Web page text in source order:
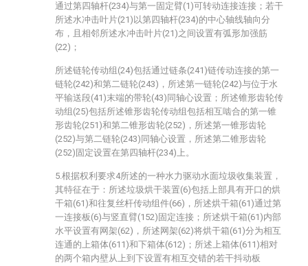
通过第四轴杆(234)与第一固定臂(1)可转动连接连接；若干
所述水冲击叶片(21)以第四轴杆(234)的中心轴线轴向分
布，且相邻所述水冲击叶片(21)之间设置有弧形加强筋
(22)；
所述链轮传动组(24)包括通过链条(241)链传动连接的第一
链轮(242)和第二链轮(243)，所述第一链轮(242)与位于水
平输送段(41)末端的带轮(43)同轴心设置；所述锥形齿轮传
动组(25)包括所述锥形齿轮传动组包括相互啮合的第一锥
形齿轮(251)和第二锥形齿轮(252)，所述第一锥形齿轮
(252)与第二链轮(243)同轴心设置，所述第二锥形齿轮
(252)固定设置在第四轴杆(234)上。
5.根据权利要求4所述的一种水力驱动水面垃圾收集装置，
其特征在于：所述垃圾烘干装置(6)包括上部具有开口的烘
干箱(61)和往复丝杆传动组件(66)，所述烘干箱(61)通过第
一连接板(6)与竖直臂(152)固定连接；所述烘干箱(61)内部
水平设置有网架(62)，所述网架(62)将烘干箱(61)分为相互
连通的上箱体(611)和下箱体(612)；所述上箱体(611)相对
的两个箱内壁从上到下设置有相互交错的若干抖动板